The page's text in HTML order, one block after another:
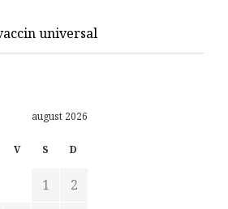
universal
august 2026
V S D
1
2